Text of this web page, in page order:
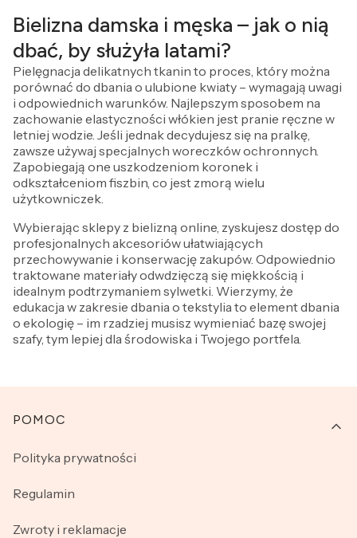
Bielizna damska i męska – jak o nią
dbać, by służyła latami?
Pielęgnacja delikatnych tkanin to proces, który można
porównać do dbania o ulubione kwiaty – wymagają uwagi
i odpowiednich warunków. Najlepszym sposobem na
zachowanie elastyczności włókien jest pranie ręczne w
letniej wodzie. Jeśli jednak decydujesz się na pralkę,
zawsze używaj specjalnych woreczków ochronnych.
Zapobiegają one uszkodzeniom koronek i
odkształceniom fiszbin, co jest zmorą wielu
użytkowniczek.
Wybierając sklepy z bielizną online, zyskujesz dostęp do
profesjonalnych akcesoriów ułatwiających
przechowywanie i konserwację zakupów. Odpowiednio
traktowane materiały odwdzięczą się miękkością i
idealnym podtrzymaniem sylwetki. Wierzymy, że
edukacja w zakresie dbania o tekstylia to element dbania
o ekologię – im rzadziej musisz wymieniać bazę swojej
szafy, tym lepiej dla środowiska i Twojego portfela.
Linki w stopce
POMOC
Polityka prywatności
Regulamin
Zwroty i reklamacje